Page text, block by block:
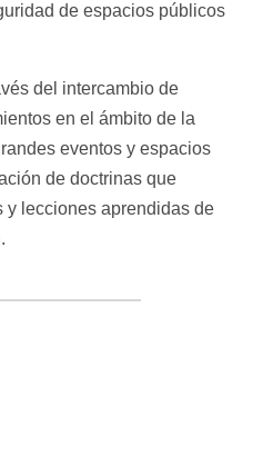
de espacios públicos
del intercambio de
en el ámbito de la
eventos y espacios
de doctrinas que
y lecciones aprendidas de